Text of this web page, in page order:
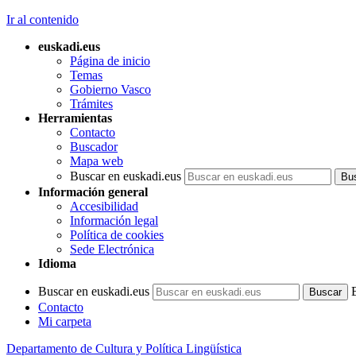
Ir al contenido
euskadi.eus
Página de inicio
Temas
Gobierno Vasco
Trámites
Herramientas
Contacto
Buscador
Mapa web
Buscar en euskadi.eus
Información general
Accesibilidad
Información legal
Política de cookies
Sede Electrónica
Idioma
Buscar en euskadi.eus
Contacto
Mi carpeta
Departamento de Cultura y Política Lingüística